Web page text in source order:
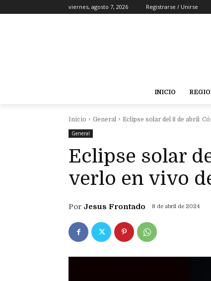
viernes, agosto 7, 2026 Registrarse / Unirse
INICIO
Inicio General
Eclipse solar del 8 de abril:
General
Eclipse solar
verlo en vivo
Por Jesus Frontado 8 de abril de 2024